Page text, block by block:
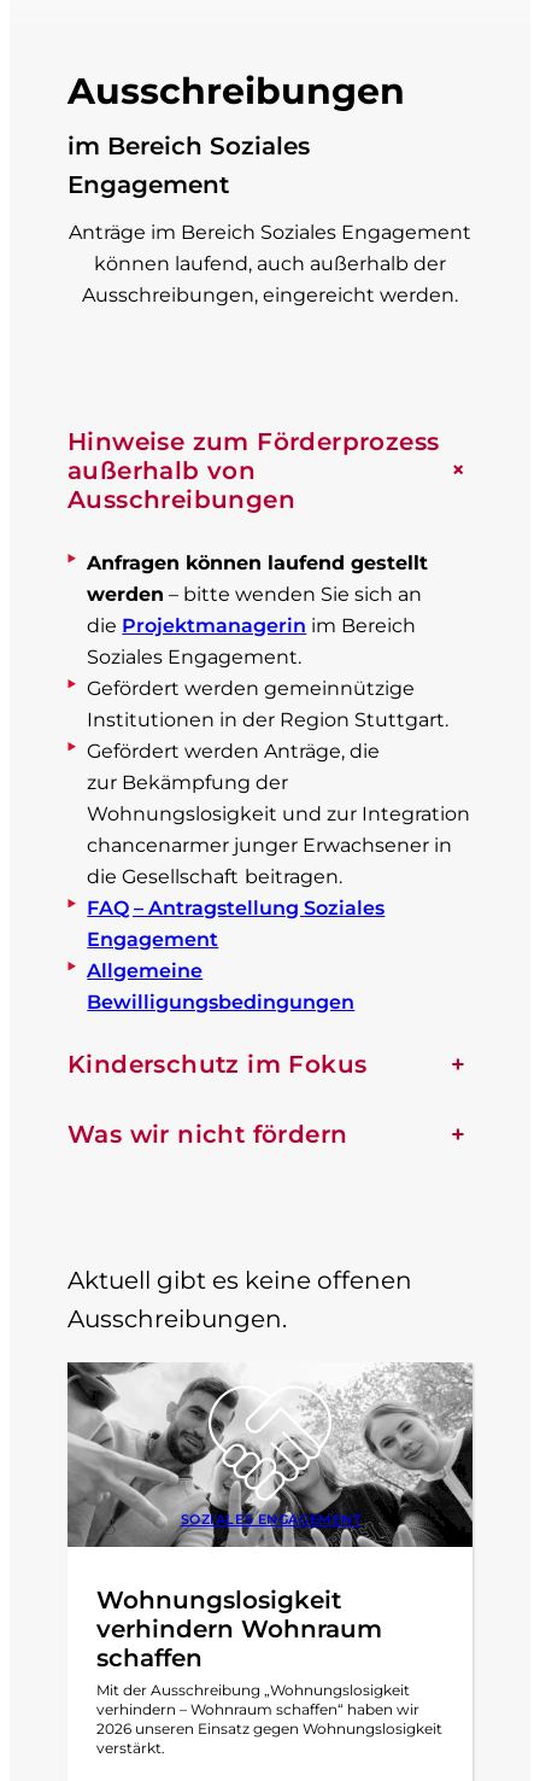
Ausschreibungen
im Bereich Soziales
Engagement
Anträge im Bereich Soziales Engagement
können laufend, auch außerhalb der
Ausschreibungen, eingereicht werden.
Hinweise zum Förderprozess
außerhalb von
Ausschreibungen
+
Anfragen können laufend gestellt
werden – bitte wenden Sie sich an
die Projektmanagerin im Bereich
Soziales Engagement.
Gefördert werden gemeinnützige
Institutionen in der Region Stuttgart.
Gefördert werden Anträge, die
zur Bekämpfung der
Wohnungslosigkeit und zur Integration
chancenarmer junger Erwachsener in
die Gesellschaft beitragen.
FAQ – Antragstellung Soziales
Engagement
Allgemeine
Bewilligungsbedingungen
Kinderschutz im Fokus +
Was wir nicht fördern +
Aktuell gibt es keine offenen
Ausschreibungen.
SOZIALES ENGAGEMENT
Wohnungslosigkeit
verhindern Wohnraum
schaffen
Mit der Ausschreibung „Wohnungslosigkeit
verhindern – Wohnraum schaffen“ haben wir
2026 unseren Einsatz gegen Wohnungslosigkeit
verstärkt.